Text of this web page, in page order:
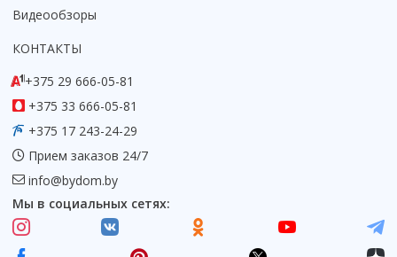
Видеообзоры
КОНТАКТЫ
+375 29 666-05-81
+375 33 666-05-81
+375 17 243-24-29
Прием заказов 24/7
info@bydom.by
Мы в социальных сетях: